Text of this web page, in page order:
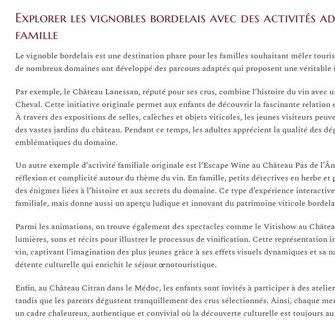
Explorer les vignobles bordelais avec des activités
famille
Le vignoble bordelais est une destination phare pour les familles souhaitant mêler
de nombreux domaines ont développé des parcours adaptés qui proposent une
Par exemple, le Château Lanessan, réputé pour ses crus, combine l’histoire du vin
Cheval. Cette initiative originale permet aux enfants de découvrir la fascinante
À travers des expositions de selles, calèches et objets viticoles, les jeunes visiteurs
des vastes jardins du château. Pendant ce temps, les adultes apprécient la qualité des
emblématiques du domaine.
Un autre exemple d’activité familiale originale est l’Escape Wine au Château Pas de
réflexion et complicité autour du thème du vin. En famille, petits détectives en herbe
des énigmes liées à l’histoire et aux secrets du domaine. Ce type d’expérience
familiale, mais donne aussi un aperçu ludique et innovant du patrimoine viticole
Parmi les animations, on trouve également des spectacles comme le Vitishow au
lumières, sons et récits pour illustrer le processus de vinification. Cette représentation
vin, captivant l’imagination des plus jeunes grâce à ses effets visuels dynamiques et sa
détente culturelle qui enrichit le séjour œnotouristique.
Enfin, au Château Citran dans le Médoc, les enfants sont invités à participer à des
tandis que les parents dégustent tranquillement des crus sélectionnés. Ainsi, chaque
un cadre chaleureux, authentique et convivial où la découverte culturelle est toujours